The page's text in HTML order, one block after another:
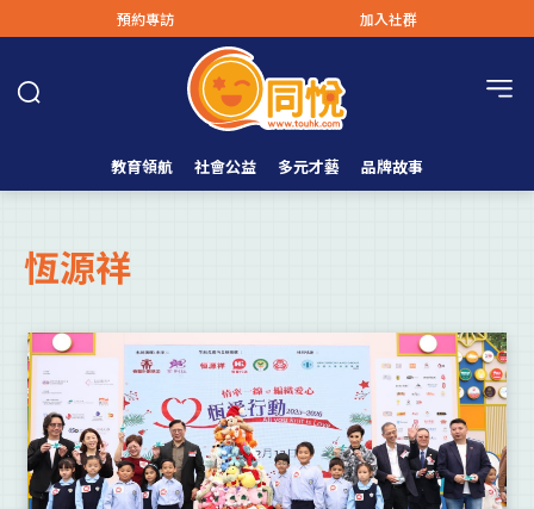
預約專訪 加入社群
教育領航 社會公益 多元才藝 品牌故事
恆源祥